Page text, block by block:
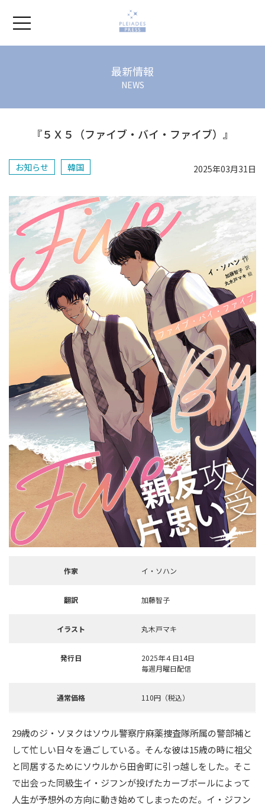
会社紹介
よくあるご質問
著作権ポリシー
お問い合わせ
最新情報
NEWS
『５Ｘ５（ファイブ・バイ・ファイブ）』
お知らせ 韓国 2025年03月31日
作家 イ・ソハン
翻訳 加藤智子
イラスト 丸木戸マキ
発行日
2025年４日14日
毎週月曜日配信
通常価格 110円（税込）
29歳のジ・ソヌクはソウル警察庁麻薬捜査隊所属の警部補と
して忙しい日々を過ごしている。そんな彼は15歳の時に祖父
と同居するためにソウルから田舎町に引っ越しをした。そこ
で出会った同級生イ・ジフンが投げたカーブボールによって
人生が予想外の方向に動き始めてしまったのだ。イ・ジフン